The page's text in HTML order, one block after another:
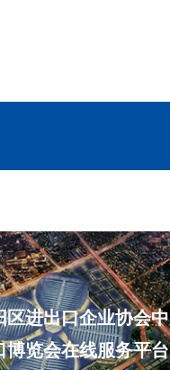
区进出口企业协会中
博览会在线服务平台